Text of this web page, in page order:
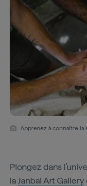
Apprenez à connaître la
Plongez dans
la Janbal Art Gallery